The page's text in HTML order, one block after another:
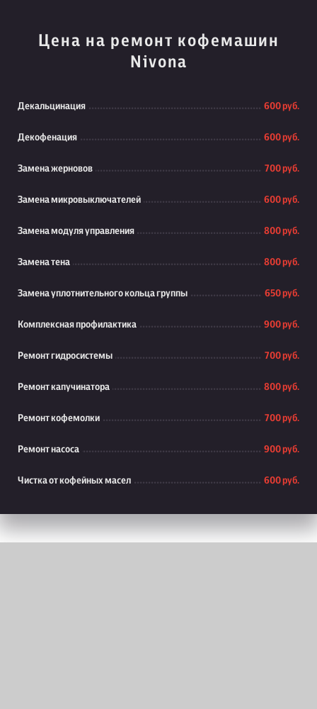
Цена на ремонт кофемашин
Nivona
Декальцинация 600 руб.
Декофенация 600 руб.
Замена жерновов 700 руб.
Замена микровыключателей 600 руб.
Замена модуля управления 800 руб.
Замена тена 800 руб.
Замена уплотнительного кольца группы 650 руб.
Комплексная профилактика 900 руб.
Ремонт гидросистемы 700 руб.
Ремонт капучинатора 800 руб.
Ремонт кофемолки 700 руб.
Ремонт насоса 900 руб.
Чистка от кофейных масел 600 руб.